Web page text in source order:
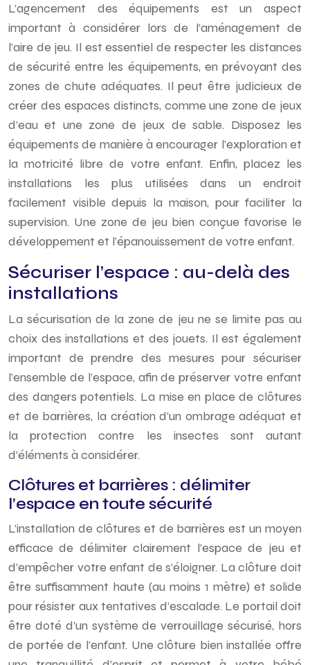
L’agencement des équipements est un aspect
important à considérer lors de l’aménagement de
l’aire de jeu. Il est essentiel de respecter les distances
de sécurité entre les équipements, en prévoyant des
zones de chute adéquates. Il peut être judicieux de
créer des espaces distincts, comme une zone de jeux
d’eau et une zone de jeux de sable. Disposez les
équipements de manière à encourager l’exploration et
la motricité libre de votre enfant. Enfin, placez les
installations les plus utilisées dans un endroit
facilement visible depuis la maison, pour faciliter la
supervision. Une zone de jeu bien conçue favorise le
développement et l’épanouissement de votre enfant.
Sécuriser l’espace : au-delà des
installations
La sécurisation de la zone de jeu ne se limite pas au
choix des installations et des jouets. Il est également
important de prendre des mesures pour sécuriser
l’ensemble de l’espace, afin de préserver votre enfant
des dangers potentiels. La mise en place de clôtures
et de barrières, la création d’un ombrage adéquat et
la protection contre les insectes sont autant
d’éléments à considérer.
Clôtures et barrières : délimiter
l’espace en toute sécurité
L’installation de clôtures et de barrières est un moyen
efficace de délimiter clairement l’espace de jeu et
d’empêcher votre enfant de s’éloigner. La clôture doit
être suffisamment haute (au moins 1 mètre) et solide
pour résister aux tentatives d’escalade. Le portail doit
être doté d’un système de verrouillage sécurisé, hors
de portée de l’enfant. Une clôture bien installée offre